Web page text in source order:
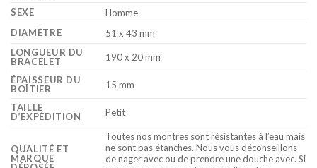
SEXE
Homme
DIAMÈTRE
51 x 43 mm
LONGUEUR DU
BRACELET
190 x 20 mm
ÉPAISSEUR DU
BOÎTIER
15 mm
TAILLE
D’EXPÉDITION
Petit
QUALITÉ ET
MARQUE
Toutes nos montres sont résistantes à l’eau mais
ne sont pas étanches. Nous vous déconseillons
de nager avec ou de prendre une douche avec. Si